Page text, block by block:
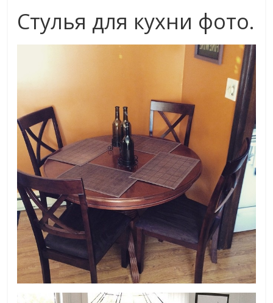
Стулья для кухни фото.